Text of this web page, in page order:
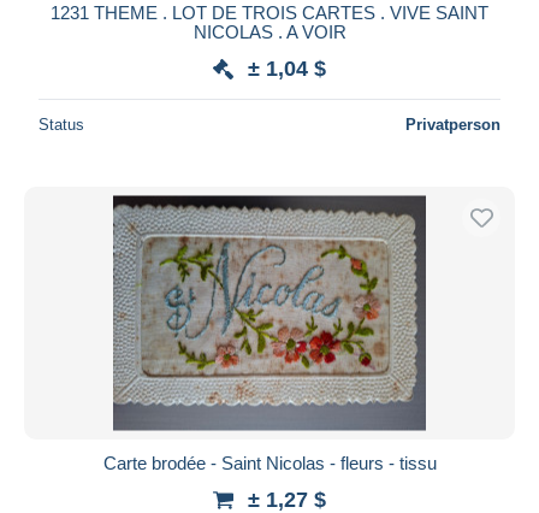
1231 THEME . LOT DE TROIS CARTES . VIVE SAINT
NICOLAS . A VOIR
± 1,04 $
Status Privatperson
Carte brodée - Saint Nicolas - fleurs - tissu
± 1,27 $